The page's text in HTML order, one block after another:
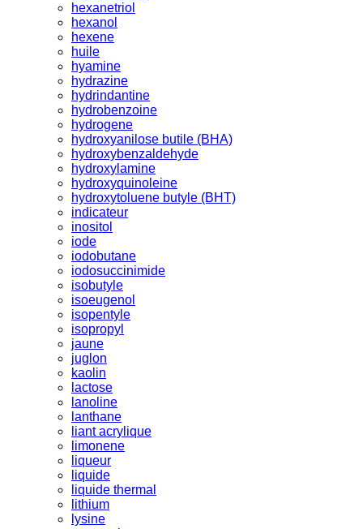
hexanetriol
hexanol
hexene
huile
hyamine
hydrazine
hydrindantine
hydrobenzoine
hydrogene
hydroxyanilose butile (BHA)
hydroxybenzaldehyde
hydroxylamine
hydroxyquinoleine
hydroxytoluene butyle (BHT)
indicateur
inositol
iode
iodobutane
iodosuccinimide
isobutyle
isoeugenol
isopentyle
isopropyl
jaune
juglon
kaolin
lactose
lanoline
lanthane
liant acrylique
limonene
liqueur
liquide
liquide thermal
lithium
lysine